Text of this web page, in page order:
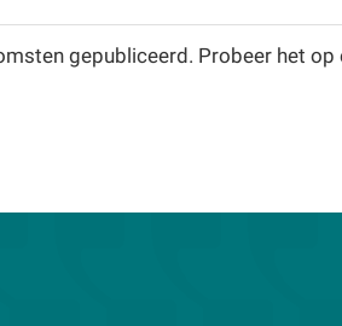
gepubliceerd. Probeer het op